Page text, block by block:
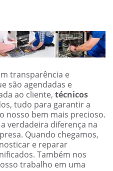
transparência e
são agendadas e
ao cliente, técnicos
tudo para garantir a
nosso bem mais precioso.
verdadeira diferença na
Quando chegamos,
e reparar
Também nos
trabalho em uma